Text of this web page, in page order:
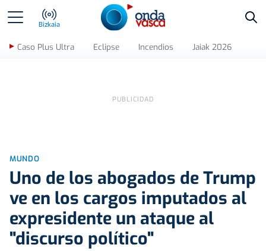
Bizkaia
Caso Plus Ultra Eclipse Incendios Jaiak 2026
MUNDO
Uno de los abogados de Trump
ve en los cargos imputados al
expresidente un ataque al
"discurso político"